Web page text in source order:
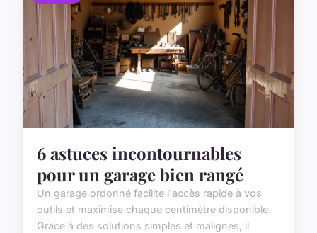
6 astuces incontournables
pour un garage bien rangé
Un garage ordonné facilite l'accès rapide à vos
outils et maximise chaque centimètre disponible.
Grâce à des solutions simples et malignes, il